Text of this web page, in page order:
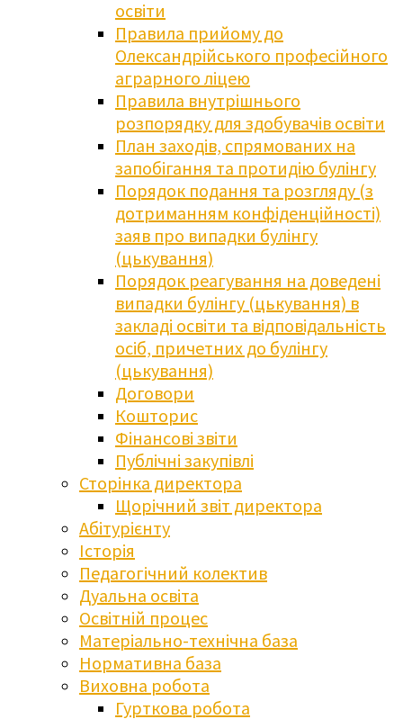
освіти
Правила прийому до
Олександрійського професійного
аграрного ліцею
Правила внутрішнього
розпорядку для здобувачів освіти
План заходів, спрямованих на
запобігання та протидію булінгу
Порядок подання та розгляду (з
дотриманням конфіденційності)
заяв про випадки булінгу
(цькування)
Порядок реагування на доведені
випадки булінгу (цькування) в
закладі освіти та відповідальність
осіб, причетних до булінгу
(цькування)
Договори
Кошторис
Фінансові звіти
Публічні закупівлі
Сторінка директора
Щорічний звіт директора
Абітурієнту
Історія
Педагогічний колектив
Дуальна освіта
Освітній процес
Матеріально-технічна база
Нормативна база
Виховна робота
Гурткова робота